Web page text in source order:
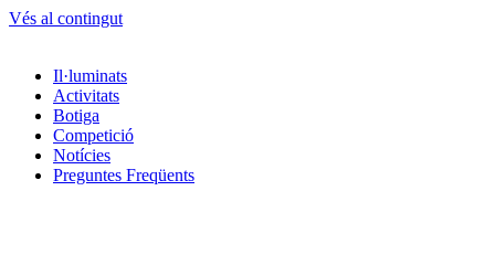
Vés al contingut
Il·luminats
Activitats
Botiga
Competició
Notícies
Preguntes Freqüents